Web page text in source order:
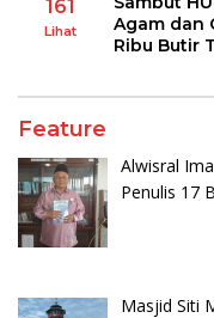
161
Lihat
Agam dan
Ribu Butir
Feature
Alwisral
Penulis 17
Masjid Siti